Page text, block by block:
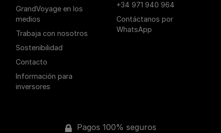
GrandVoyage en los
medios
Trabaja con nosotros
Sostenibilidad
Contacto
Información para
inversores
+34 971 940 964
Contáctanos por
WhatsApp
Pagos 100% seguros